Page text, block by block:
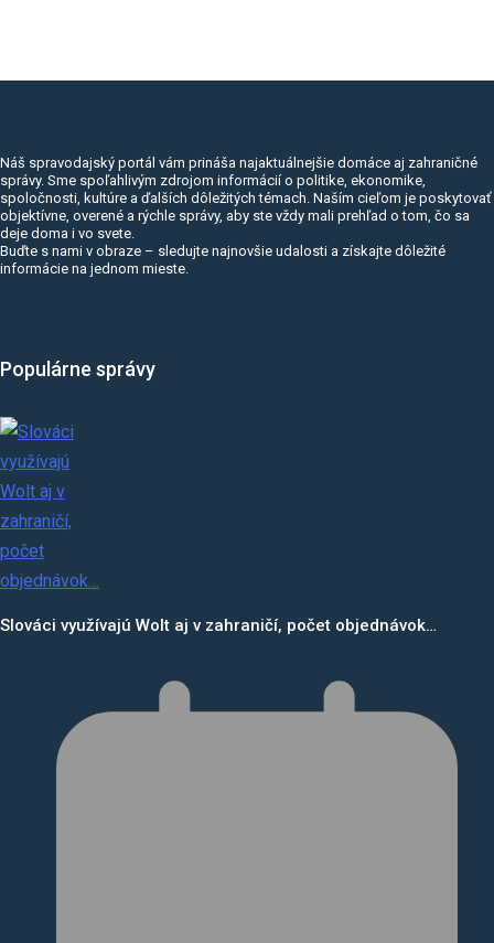
Náš spravodajský portál vám prináša najaktuálnejšie domáce aj zahraničné
správy. Sme spoľahlivým zdrojom informácií o politike, ekonomike,
spoločnosti, kultúre a ďalších dôležitých témach. Naším cieľom je poskytovať
objektívne, overené a rýchle správy, aby ste vždy mali prehľad o tom, čo sa
deje doma i vo svete.
Buďte s nami v obraze – sledujte najnovšie udalosti a získajte dôležité
informácie na jednom mieste.
Populárne správy
Slováci využívajú Wolt aj v zahraničí, počet objednávok…